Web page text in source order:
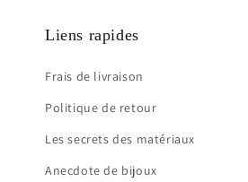
Liens rapides
Frais de livraison
Politique de retour
Les secrets des matériaux
Anecdote de bijoux